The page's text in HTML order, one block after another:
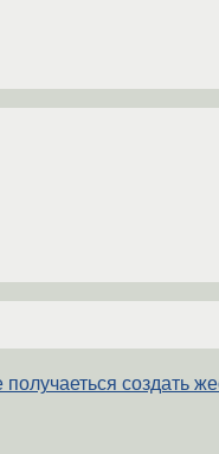
получаеться создать